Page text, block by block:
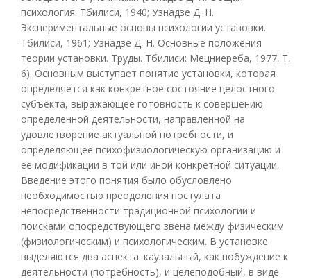
психология. Тбилиси, 1940; Узнадзе Д. Н.
Экспериментальные основы психологии установки.
Тбилиси, 1961; Узнадзе Д. Н. Основные положения
теории установки. Труды. Тбилиси: Мецниереба, 1977. Т.
6). Основным выступает понятие установки, которая
определяется как конкретное состояние целостного
субъекта, выражающее готовность к совершению
определенной деятельности, направленной на
удовлетворение актуальной потребности, и
определяющее психофизиологическую организацию и
ее модификации в той или иной конкретной ситуации.
Введение этого понятия было обусловлено
необходимостью преодоления постулата
непосредственности традиционной психологии и
поисками опосредствующего звена между физическим
(физиологическим) и психологическим. В установке
выделяются два аспекта: каузальный, как побуждение к
деятельности (потребность), и целеподобный, в виде